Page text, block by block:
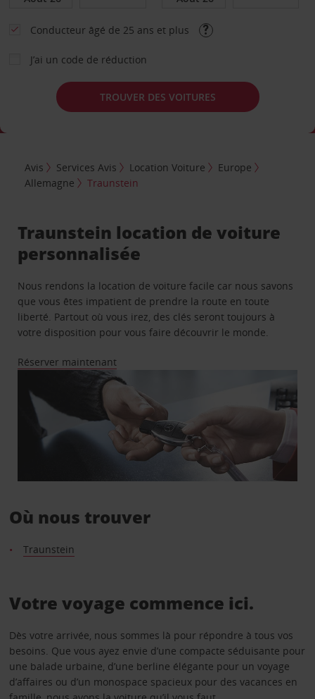
Conducteur âgé de 25 ans et plus
J’ai un code de réduction
TROUVER DES VOITURES
Avis Services Avis Location Voiture
Europe
Allemagne
Traunstein
Traunstein location de voiture
personnalisée
Nous rendons la location de voiture facile car nous savons
que vous êtes impatient de prendre la route en toute
liberté. Partout où vous irez, des clés seront toujours à
votre disposition pour vous faire découvrir le monde.
Réserver maintenant
Où nous trouver
Traunstein
Votre voyage commence ici.
Dès votre arrivée, nous sommes là pour répondre à tous vos
besoins. Que vous ayez envie d’une compacte séduisante pour
une balade urbaine, d’une berline élégante pour un voyage
d’affaires ou d’un monospace spacieux pour des vacances en